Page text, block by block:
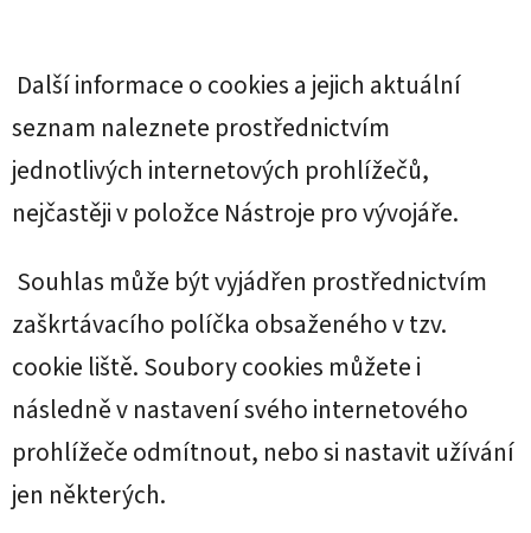
Další informace o cookies a jejich aktuální
seznam naleznete prostřednictvím
jednotlivých internetových prohlížečů,
nejčastěji v položce Nástroje pro vývojáře.
Souhlas může být vyjádřen prostřednictvím
zaškrtávacího políčka obsaženého v tzv.
cookie liště. Soubory cookies můžete i
následně v nastavení svého internetového
prohlížeče odmítnout, nebo si nastavit užívání
jen některých.